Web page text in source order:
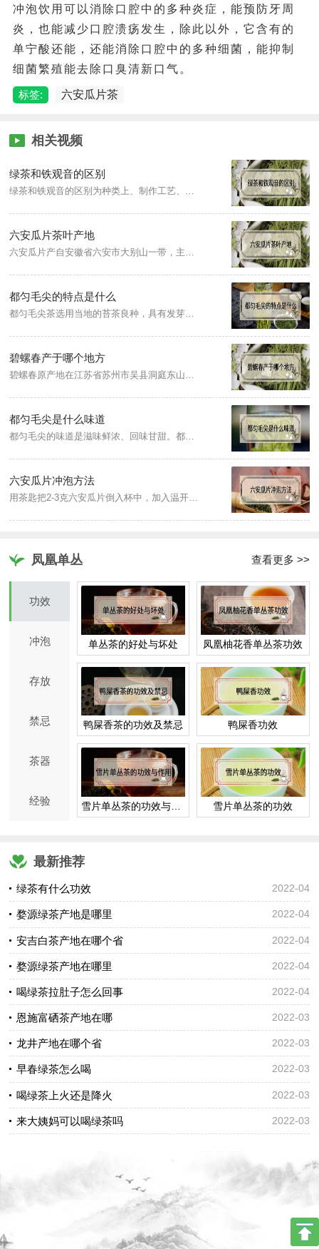
冲泡饮用可以消除口腔中的多种炎症，能预防牙周
炎，也能减少口腔溃疡发生，除此以外，它含有的
单宁酸还能，还能消除口腔中的多种细菌，能抑制
细菌繁殖能去除口臭清新口气。
标签: 六安瓜片茶
相关视频
绿茶和铁观音的区别
绿茶和铁观音的区别为种类上、制作工艺、茶汤特点、茶叶外形。铁观音属六大茶类的乌龙茶；绿茶属不发酵茶，经杀青、揉捻、干燥等过程制成，而铁观音是半发酵茶，经晒青、晾青、摇青、杀青、揉捻、干燥等工艺制得；绿茶的茶汤特点清汤绿叶，杏绿明亮，铁观音的汤色一般是密黄明亮；铁观音茶干的颗粒较大，绿茶是扁平条索状。
六安瓜片茶叶产地
六安瓜片产自安徽省六安市大别山一带，主产地是革命老区原金寨县和裕安区两地处大别山北麓。其中以蝙蝠洞茶场产的瓜片最为正宗。
都匀毛尖的特点是什么
都匀毛尖茶选用当地的苔茶良种，具有发芽早、芽叶肥壮、茸毛多、持嫩性强的特性，内含成份丰富。都匀毛尖有“三绿透黄色”的特色，即干茶色泽绿中带黄，汤色绿中透黄，叶底绿中显黄。成品都匀毛尖色泽翠绿、外形匀整、白毫显露、条索卷曲、香气清嫩、滋味鲜浓、回味甘甜、汤色清澈、叶底明亮、芽头肥壮。
碧螺春产于哪个地方
碧螺春原产地在江苏省苏州市吴县洞庭东山及西山两地，属于绿茶。碧螺春的制作工艺为采摘、杀青、揉捻、搓团显毫、烘干、炒制、包装。
都匀毛尖是什么味道
都匀毛尖的味道是滋味鲜浓、回味甘甜。都匀毛尖有“三绿透黄色”的特色，即干茶色泽绿中带黄，汤色绿中透黄，叶底绿中显黄。成品都匀毛尖色泽翠绿、外形匀整、白毫显露、条索卷曲、香气清嫩、滋味鲜浓、回味甘甜、汤色清澈、叶底明亮、芽头肥壮。
六安瓜片冲泡方法
用茶匙把2-3克六安瓜片倒入杯中，加入温开水进行润茶，然后继续注水浸泡，水温大概在85度左右，茶水比例为1:50，当茶汤饮用至茶杯三分之一处时即可再次续水饮用。
凤凰单丛 查看更多 >>
功效
冲泡
存放
禁忌
茶器
经验
单丛茶的好处与坏处 凤凰柚花香单丛茶功效
鸭屎香茶的功效及禁忌 鸭屎香功效
雪片单丛茶的功效与作用 雪片单丛茶的功效
最新推荐
绿茶有什么功效 2022-04
婺源绿茶产地是哪里 2022-04
安吉白茶产地在哪个省 2022-04
婺源绿茶产地在哪里 2022-04
喝绿茶拉肚子怎么回事 2022-04
恩施富硒茶产地在哪 2022-03
龙井产地在哪个省 2022-03
早春绿茶怎么喝 2022-03
喝绿茶上火还是降火 2022-03
来大姨妈可以喝绿茶吗 2022-03